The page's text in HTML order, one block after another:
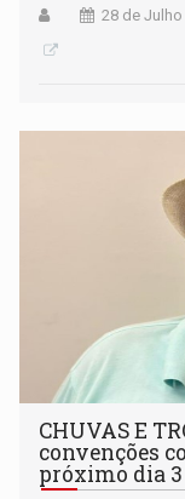
28 de
CHUVAS E
convenções
próximo dia 3